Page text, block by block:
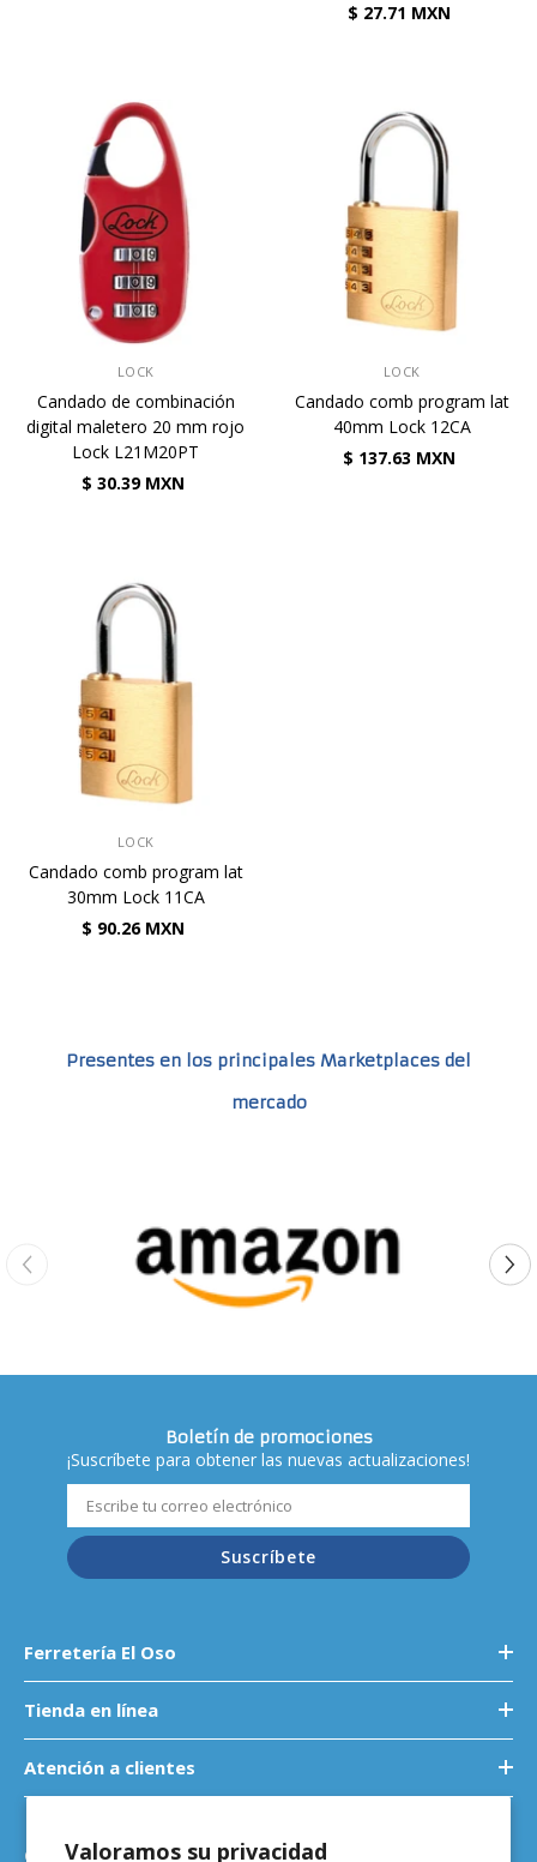
Valoramos su privacidad
$ 27.71 MXN
LOCK
Candado de combinación
digital maletero 20 mm rojo
Lock L21M20PT
$ 30.39 MXN
LOCK
Candado comb program lat
40mm Lock 12CA
$ 137.63 MXN
LOCK
Candado comb program lat
30mm Lock 11CA
$ 90.26 MXN
Presentes en los principales Marketplaces del
mercado
Boletín de promociones
¡Suscríbete para obtener las nuevas actualizaciones!
Suscríbete
Ferretería El Oso
Tienda en línea
Atención a clientes
Contáctanos